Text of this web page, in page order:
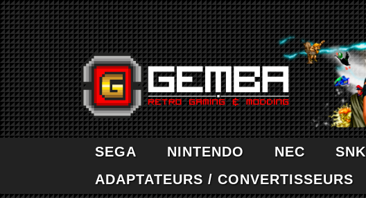
SEGA NINTENDO NEC SNK
ADAPTATEURS / CONVERTISSEURS